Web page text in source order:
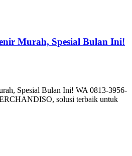
Murah, Spesial Bulan Ini!
Spesial Bulan Ini! WA 0813-3956-
solusi terbaik untuk